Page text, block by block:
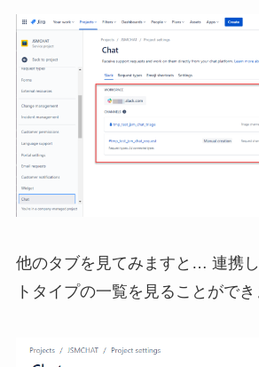
他のタブを見てみますと… 連携
トタイプの一覧を見ることができ